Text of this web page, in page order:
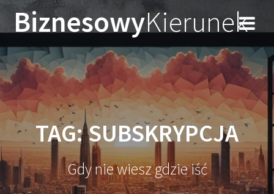
Przejdź
do
treści
BiznesowyKierunek
TAG:SUBSKRYPCJA
Gdy nie wiesz gdzie iść